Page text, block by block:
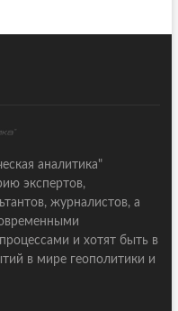
аналитика"
экспертов,
журналистов, а
и хотят быть в
в мире геополитики и